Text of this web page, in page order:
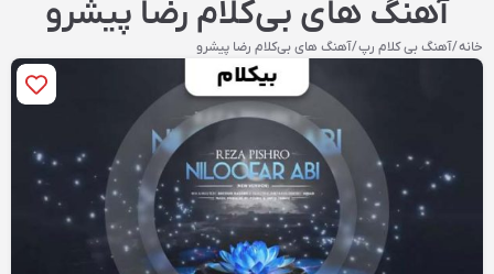
آهنگ‌ های بی‌کلام رضا پیشرو
خانه/آهنگ بی کلام رپ/ آهنگ‌ های بی‌کلام رضا پیشرو